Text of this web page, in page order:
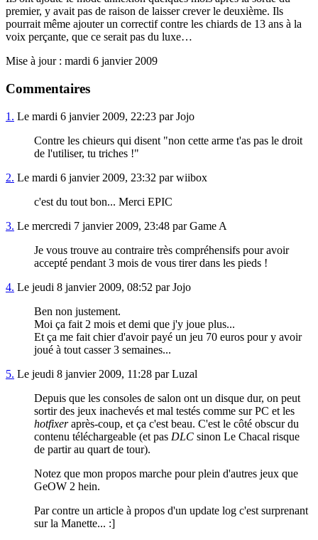
premier, y avait pas de raison de laisser crever le deuxième. Ils
pourrait même ajouter un correctif contre les chiards de 13 ans à la
voix perçante, que ce serait pas du luxe…
Mise à jour : mardi 6 janvier 2009
Commentaires
1. Le mardi 6 janvier 2009, 22:23 par Jojo
Contre les chieurs qui disent "non cette arme t'as pas le droit
de l'utiliser, tu triches !"
2. Le mardi 6 janvier 2009, 23:32 par wiibox
c'est du tout bon... Merci EPIC
3. Le mercredi 7 janvier 2009, 23:48 par Game A
Je vous trouve au contraire très compréhensifs pour avoir
accepté pendant 3 mois de vous tirer dans les pieds !
4. Le jeudi 8 janvier 2009, 08:52 par Jojo
Ben non justement.
Moi ça fait 2 mois et demi que j'y joue plus...
Et ça me fait chier d'avoir payé un jeu 70 euros pour y avoir
joué à tout casser 3 semaines...
5. Le jeudi 8 janvier 2009, 11:28 par Luzal
Depuis que les consoles de salon ont un disque dur, on peut
sortir des jeux inachevés et mal testés comme sur PC et les
hotfixeraprès-coup, et ça c'est beau. C'est le côté obscur du
contenu téléchargeable (et pas DLC sinon Le Chacal risque
de partir au quart de tour).
Notez que mon propos marche pour plein d'autres jeux que
GeOW 2 hein.
Par contre un article à propos d'un update log c'est surprenant
sur la Manette... :]